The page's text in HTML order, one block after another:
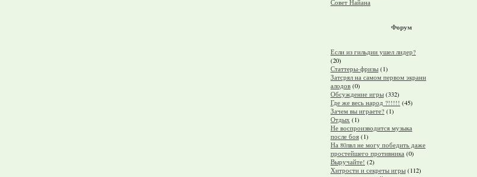
Совет Найана
Форум
Если из гильдии ушел лидер?
(20)
Статтеры-фризы (1)
Затсрял на самом первом экранн
алодов (0)
Обсуждение игры (332)
Где же весь народ ?!!!!! (45)
Зачем вы играете? (1)
Отдых (1)
Не воспроизводится музыка
после боя (1)
На 80лвл не могу победить даже
простейшего противника (0)
Выручайте! (2)
Хитрости и секреты игры (112)